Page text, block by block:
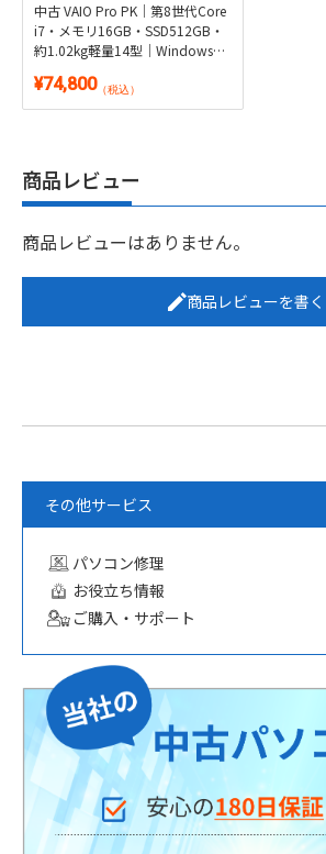
その他サービス
パソコン修理
お役立ち情報
ご購入・サポート
中古 VAIO Pro PK｜第8世代Core
i7・メモリ16GB・SSD512GB・
約1.02kg軽量14型｜Windows
¥74,800（税込）
商品レビュー
商品レビューはありません。
商品レビューを書く